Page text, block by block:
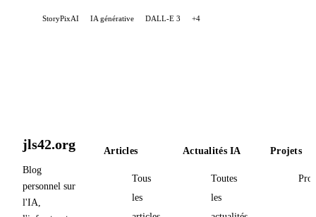
StoryPixAI IA générative DALL-E 3 +4
jls42.org
Blog
personnel sur
l'IA,
Articles
Tous
les
Actualités IA
Toutes
les
Projets